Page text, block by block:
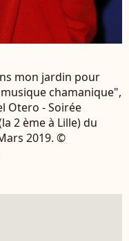
mon jardin pour
chamanique",
Otero - Soirée
2 ème à Lille) du
2019. ©